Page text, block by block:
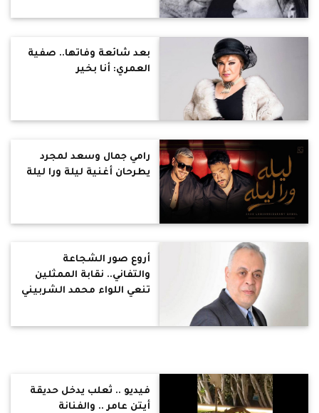
بعد شائعة وفاتها.. صفية
العمري: أنا بخير
رامي جمال وسعد لمجرد
يطرحان أغنية ليلة ورا ليلة
أروع صور الشجاعة
والتفاني.. نقابة الممثلين
تنعي اللواء محمد الشربيني
فيديو .. ثعلب يدخل حديقة
أيتن عامر .. والفنانة